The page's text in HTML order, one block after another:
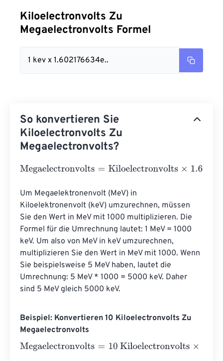
Kiloelectronvolts Zu
Megaelectronvolts Formel
1 kev x 1.602176634e..
So konvertieren Sie
Kiloelectronvolts Zu
Megaelectronvolts?
Megaelectronvolts=Kiloelectronvolts×1.602176634
Um Megaelektronenvolt (MeV) in
Kiloelektronenvolt (keV) umzurechnen, müssen
Sie den Wert in MeV mit 1000 multiplizieren. Die
Formel für die Umrechnung lautet: 1 MeV = 1000
keV. Um also von MeV in keV umzurechnen,
multiplizieren Sie den Wert in MeV mit 1000. Wenn
Sie beispielsweise 5 MeV haben, lautet die
Umrechnung: 5 MeV * 1000 = 5000 keV. Daher
sind 5 MeV gleich 5000 keV.
Beispiel: Konvertieren 10 Kiloelectronvolts Zu
Megaelectronvolts
Megaelectronvolts=10 Kiloelectronvolts×1.602176634